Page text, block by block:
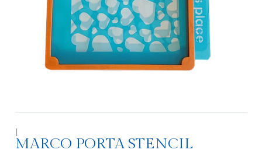
|
MARCO PORTA STENCIL